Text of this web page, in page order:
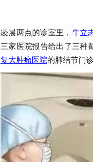
凌晨两点的诊室里， 牛立
三家医院报告给出了三种
复大肿瘤医院的肺结节门